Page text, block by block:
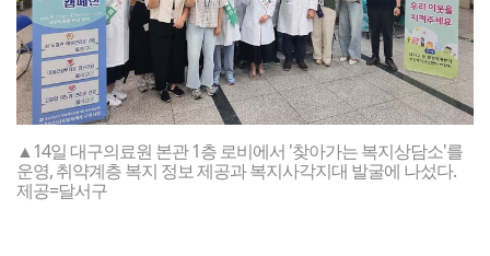
▲14일 대구의료원 본관 1층 로비에서 '찾아가는 복지상담소'를
운영, 취약계층 복지 정보 제공과 복지사각지대 발굴에 나섰다.
제공=달서구